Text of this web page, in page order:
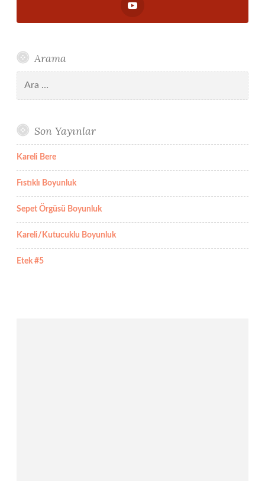
Arama
Son Yayınlar
Kareli Bere
Fıstıklı Boyunluk
Sepet Örgüsü Boyunluk
Kareli/Kutucuklu Boyunluk
Etek #5